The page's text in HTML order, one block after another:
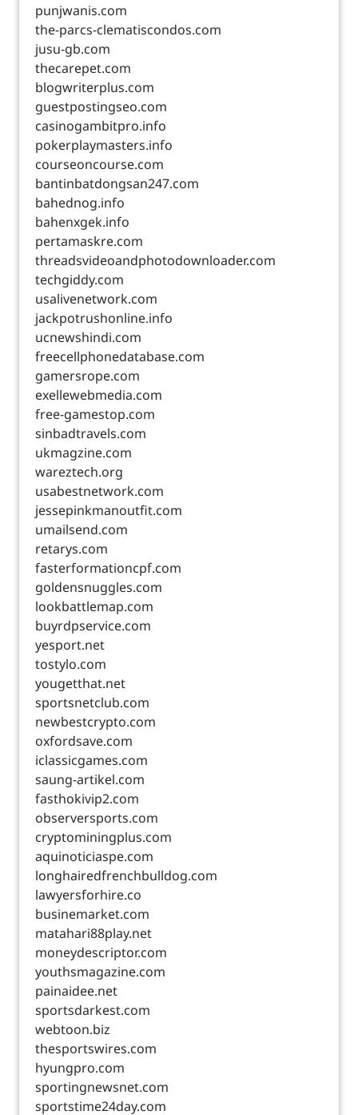
punjwanis.com
the-parcs-clematiscondos.com
jusu-gb.com
thecarepet.com
blogwriterplus.com
guestpostingseo.com
casinogambitpro.info
pokerplaymasters.info
courseoncourse.com
bantinbatdongsan247.com
bahednog.info
bahenxgek.info
pertamaskre.com
threadsvideoandphotodownloader.com
techgiddy.com
usalivenetwork.com
jackpotrushonline.info
ucnewshindi.com
freecellphonedatabase.com
gamersrope.com
exellewebmedia.com
free-gamestop.com
sinbadtravels.com
ukmagzine.com
wareztech.org
usabestnetwork.com
jessepinkmanoutfit.com
umailsend.com
retarys.com
fasterformationcpf.com
goldensnuggles.com
lookbattlemap.com
buyrdpservice.com
yesport.net
tostylo.com
yougetthat.net
sportsnetclub.com
newbestcrypto.com
oxfordsave.com
iclassicgames.com
saung-artikel.com
fasthokivip2.com
observersports.com
cryptominingplus.com
aquinoticiaspe.com
longhairedfrenchbulldog.com
lawyersforhire.co
businemarket.com
matahari88play.net
moneydescriptor.com
youthsmagazine.com
painaidee.net
sportsdarkest.com
webtoon.biz
thesportswires.com
hyungpro.com
sportingnewsnet.com
sportstime24day.com